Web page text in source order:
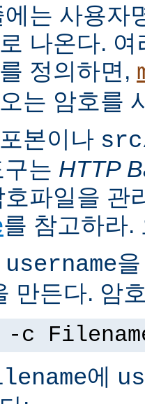
는 사용자
나온다.
정의하면,
는 암호를
본이나
구는 HTTP
파일을 관
를 참고하라.
username
만든다. 암
-c
에